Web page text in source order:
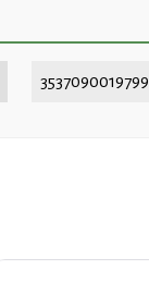
3537090019799